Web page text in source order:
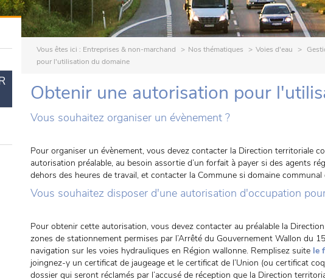
Vous êtes ici : Entreprises & non-marchand Nos thématiques Voies d'eau
pour l'utilisation du domaine
Obtenir une autorisation pour
Vous souhaitez organiser un évènement ?
Pour organiser un évènement, vous devez contacter la Direction territoriale
autorisation préalable, au besoin assortie d’un forfait à payer si des agents
dehors des heures de travail, et contacter la Commune si domaine communal
Vous souhaitez disposer d'une autorisation d'occupation
Pour obtenir cette autorisation, vous devez contacter au préalable la
zones de stationnement permises par l’Arrêté du Gouvernement Wallon du
navigation sur les voies hydrauliques en Région wallonne. Remplisez suite le
joingnez-y un certificat de jaugeage et le certificat de l’Union (ou certificat
dossier qui seront réclamés par l’accusé de réception que la Direction